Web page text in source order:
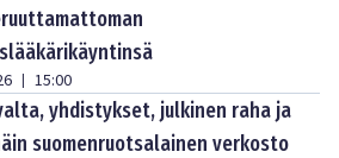
| 15:00
yhdistykset, julkinen raha ja
suomenruotsalainen verkosto